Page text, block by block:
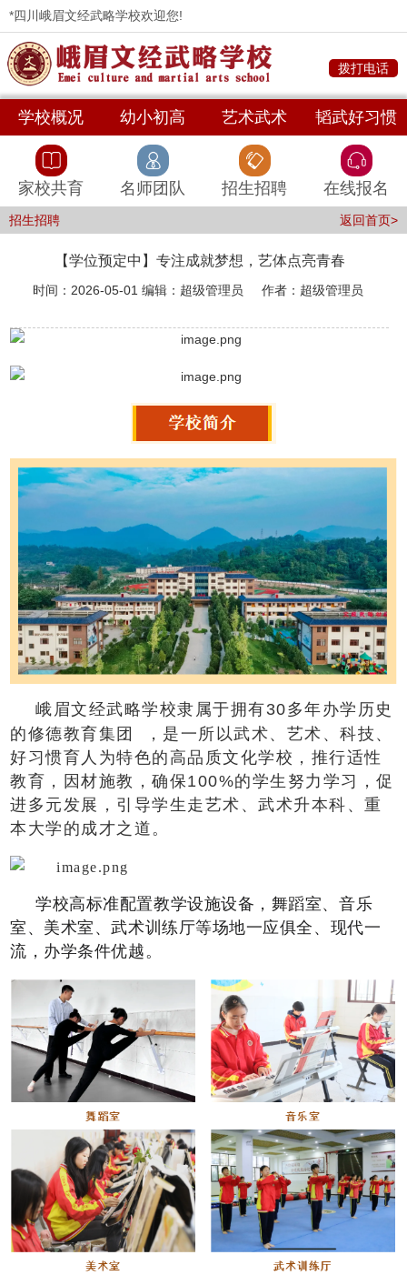
*四川峨眉文经武略学校欢迎您!
拨打电话
学校概况 幼小初高 艺术武术 韬武好习惯
家校共育 名师团队 招生招聘 在线报名
招生招聘 返回首页>
【学位预定中】专注成就梦想，艺体点亮青春
时间：2026-05-01 编辑：超级管理员 作者：超级管理员
峨眉文经武略学校隶属于拥有30多年办学历史
的修德教育集团
，是一所以武术、艺术、科技、
好习惯育人为特色的高品质文化学校，推行适性
教育，因材施教，确保100%的学生努力学习，促
进多元发展，引导学生走艺术、武术升本科、重
本大学的成才之道。
学校高标准配置教学设施设备，舞蹈室、音乐
室、美术室、武术训练厅等场地一应俱全、现代一
流，办学条件优越。